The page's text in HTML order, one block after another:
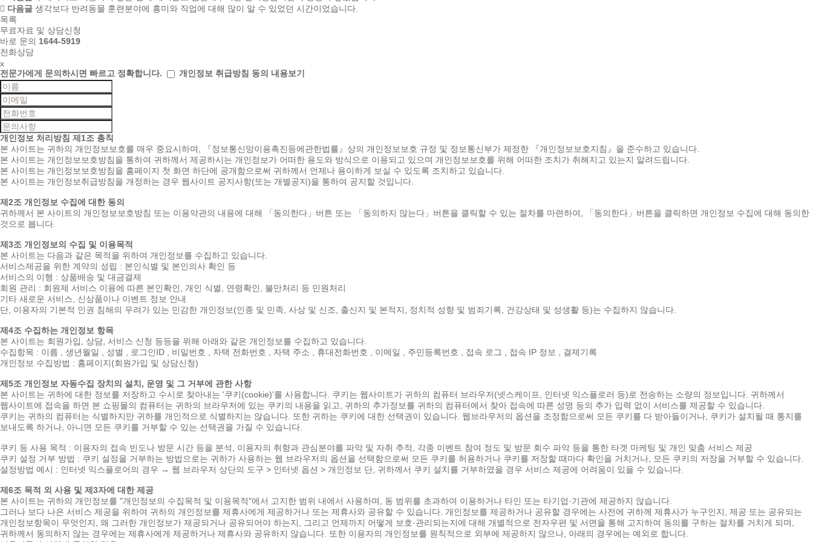
다음글 생각보다 반려동물 훈련분야에 흥미와 직업에 대해 많이 알 수 있었던 시간이었습니다.
목록
무료자료 및 상담신청
바로 문의 1644-5919
전화상담
x
전문가에게 문의하시면 빠르고 정확합니다. 개인정보 취급방침 동의 내용보기
개인정보 처리방침 제1조 총칙
본 사이트는 귀하의 개인정보보호를 매우 중요시하며, 『정보통신망이용촉진등에관한법률』상의 개인정보보호 규정 및 정보통신부가 제정한 『개인정보보호지침』을 준수하고 있습니다.
본 사이트는 개인정보보호방침을 통하여 귀하께서 제공하시는 개인정보가 어떠한 용도와 방식으로 이용되고 있으며 개인정보보호를 위해 어떠한 조치가 취해지고 있는지 알려드립니다.
본 사이트는 개인정보보호방침을 홈페이지 첫 화면 하단에 공개함으로써 귀하께서 언제나 용이하게 보실 수 있도록 조치하고 있습니다.
본 사이트는 개인정보취급방침을 개정하는 경우 웹사이트 공지사항(또는 개별공지)을 통하여 공지할 것입니다.
제2조 개인정보 수집에 대한 동의
귀하께서 본 사이트의 개인정보보호방침 또는 이용약관의 내용에 대해 「동의한다」버튼 또는 「동의하지 않는다」버튼을 클릭할 수 있는 절차를 마련하여, 「동의한다」버튼을 클릭하면 개인정보 수집에 대해 동의한
것으로 봅니다.
제3조 개인정보의 수집 및 이용목적
본 사이트는 다음과 같은 목적을 위하여 개인정보를 수집하고 있습니다.
서비스제공을 위한 계약의 성립 : 본인식별 및 본인의사 확인 등
서비스의 이행 : 상품배송 및 대금결제
회원 관리 : 회원제 서비스 이용에 따른 본인확인, 개인 식별, 연령확인, 불만처리 등 민원처리
기타 새로운 서비스, 신상품이나 이벤트 정보 안내
단, 이용자의 기본적 인권 침해의 우려가 있는 민감한 개인정보(인종 및 민족, 사상 및 신조, 출신지 및 본적지, 정치적 성향 및 범죄기록, 건강상태 및 성생활 등)는 수집하지 않습니다.
제4조 수집하는 개인정보 항목
본 사이트는 회원가입, 상담, 서비스 신청 등등을 위해 아래와 같은 개인정보를 수집하고 있습니다.
수집항목 : 이름 , 생년월일 , 성별 , 로그인ID , 비밀번호 , 자택 전화번호 , 자택 주소 , 휴대전화번호 , 이메일 , 주민등록번호 , 접속 로그 , 접속 IP 정보 , 결제기록
개인정보 수집방법 : 홈페이지(회원가입 및 상담신청)
제5조 개인정보 자동수집 장치의 설치, 운영 및 그 거부에 관한 사항
본 사이트는 귀하에 대한 정보를 저장하고 수시로 찾아내는 '쿠키(cookie)'를 사용합니다. 쿠키는 웹사이트가 귀하의 컴퓨터 브라우저(넷스케이프, 인터넷 익스플로러 등)로 전송하는 소량의 정보입니다. 귀하께서
웹사이트에 접속을 하면 본 쇼핑몰의 컴퓨터는 귀하의 브라우저에 있는 쿠키의 내용을 읽고, 귀하의 추가정보를 귀하의 컴퓨터에서 찾아 접속에 따른 성명 등의 추가 입력 없이 서비스를 제공할 수 있습니다.
쿠키는 귀하의 컴퓨터는 식별하지만 귀하를 개인적으로 식별하지는 않습니다. 또한 귀하는 쿠키에 대한 선택권이 있습니다. 웹브라우저의 옵션을 조정함으로써 모든 쿠키를 다 받아들이거나, 쿠키가 설치될 때 통지를
보내도록 하거나, 아니면 모든 쿠키를 거부할 수 있는 선택권을 가질 수 있습니다.
쿠키 등 사용 목적 : 이용자의 접속 빈도나 방문 시간 등을 분석, 이용자의 취향과 관심분야를 파악 및 자취 추적, 각종 이벤트 참여 정도 및 방문 회수 파악 등을 통한 타겟 마케팅 및 개인 맞춤 서비스 제공
쿠키 설정 거부 방법 : 쿠키 설정을 거부하는 방법으로는 귀하가 사용하는 웹 브라우저의 옵션을 선택함으로써 모든 쿠키를 허용하거나 쿠키를 저장할 때마다 확인을 거치거나, 모든 쿠키의 저장을 거부할 수 있습니다.
설정방법 예시 : 인터넷 익스플로어의 경우 → 웹 브라우저 상단의 도구 > 인터넷 옵션 > 개인정보 단, 귀하께서 쿠키 설치를 거부하였을 경우 서비스 제공에 어려움이 있을 수 있습니다.
제6조 목적 외 사용 및 제3자에 대한 제공
본 사이트는 귀하의 개인정보를 "개인정보의 수집목적 및 이용목적"에서 고지한 범위 내에서 사용하며, 동 범위를 초과하여 이용하거나 타인 또는 타기업·기관에 제공하지 않습니다.
그러나 보다 나은 서비스 제공을 위하여 귀하의 개인정보를 제휴사에게 제공하거나 또는 제휴사와 공유할 수 있습니다. 개인정보를 제공하거나 공유할 경우에는 사전에 귀하께 제휴사가 누구인지, 제공 또는 공유되는
개인정보항목이 무엇인지, 왜 그러한 개인정보가 제공되거나 공유되어야 하는지, 그리고 언제까지 어떻게 보호·관리되는지에 대해 개별적으로 전자우편 및 서면을 통해 고지하여 동의를 구하는 절차를 거치게 되며,
귀하께서 동의하지 않는 경우에는 제휴사에게 제공하거나 제휴사와 공유하지 않습니다. 또한 이용자의 개인정보를 원칙적으로 외부에 제공하지 않으나, 아래의 경우에는 예외로 합니다.